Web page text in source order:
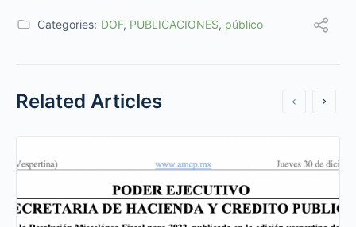
Categories: DOF, PUBLICACIONES, público
Related Articles